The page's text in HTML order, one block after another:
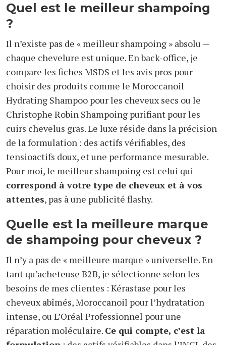
Quel est le meilleur shampoing
?
Il n’existe pas de « meilleur shampoing » absolu —
chaque chevelure est unique. En back-office, je
compare les fiches MSDS et les avis pros pour
choisir des produits comme le Moroccanoil
Hydrating Shampoo pour les cheveux secs ou le
Christophe Robin Shampoing purifiant pour les
cuirs chevelus gras. Le luxe réside dans la précision
de la formulation : des actifs vérifiables, des
tensioactifs doux, et une performance mesurable.
Pour moi, le meilleur shampoing est celui qui
correspond à votre type de cheveux et à vos
attentes, pas à une publicité flashy.
Quelle est la meilleure marque
de shampoing pour cheveux ?
Il n’y a pas de « meilleure marque » universelle. En
tant qu’acheteuse B2B, je sélectionne selon les
besoins de mes clientes : Kérastase pour les
cheveux abîmés, Moroccanoil pour l’hydratation
intense, ou L’Oréal Professionnel pour une
réparation moléculaire. Ce qui compte, c’est la